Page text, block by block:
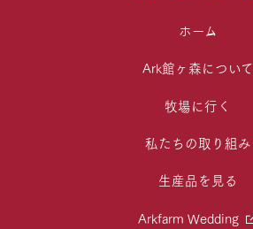
ホーム
Ark館ヶ森について
牧場に行く
私たちの取り組み
生産品を見る
Arkfarm Wedding